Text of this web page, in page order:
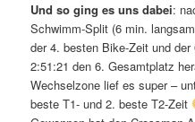
Und so ging es uns dabei:
Schwimm-Split (6 min.
der 4. besten Bike-Zeit und
2:51:21 den 6. Gesamtplatz
Wechselzone lief es super –
beste T1- und 2. beste T2-Zeit